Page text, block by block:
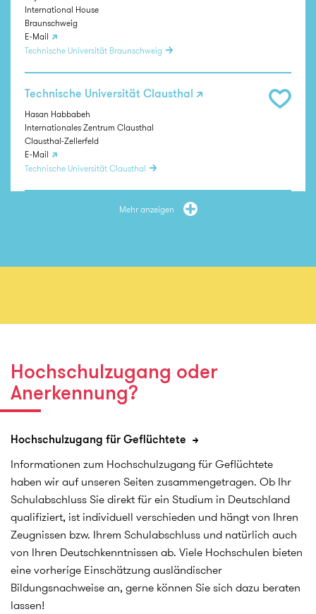
International House
Braunschweig
E-Mail
Technische Universität Braunschweig
Technische Universität Clausthal
Hasan Habbabeh
Internationales Zentrum Clausthal
Clausthal-Zellerfeld
E-Mail
Technische Universität Clausthal
Hochschule Emden/Leer
Frau Nandita Isloorkar
International Office
Göttingen
Tel.: (0551) 39 27777
Hochschule für Musik, Theater und Medien
Hannover
Andrea Hilbig
International Office
Hannover
Tel.: (0511) 3100 7370
E-Mail
Hochschule für Musik, Theater und Medien Hannover
Mehr anzeigen
Hochschulzugang oder
Anerkennung?
Hochschulzugang für Geflüchtete
Informationen zum Hochschulzugang für Geflüchtete
haben wir auf unseren Seiten zusammengetragen. Ob Ihr
Schulabschluss Sie direkt für ein Studium in Deutschland
qualifiziert, ist individuell verschieden und hängt von Ihren
Zeugnissen bzw. Ihrem Schulabschluss und natürlich auch
von Ihren Deutschkenntnissen ab. Viele Hochschulen bieten
eine vorherige Einschätzung ausländischer
Bildungsnachweise an, gerne können Sie sich dazu beraten
lassen!